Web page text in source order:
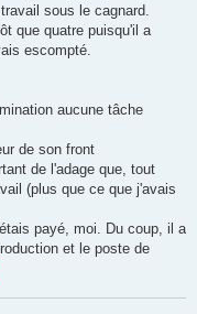
sous le cagnard.
que quatre puisqu'il a
escompté.
aucune tâche
de son front
de l'adage que, tout
(plus que ce que j'avais
payé, moi. Du coup, il a
et le poste de